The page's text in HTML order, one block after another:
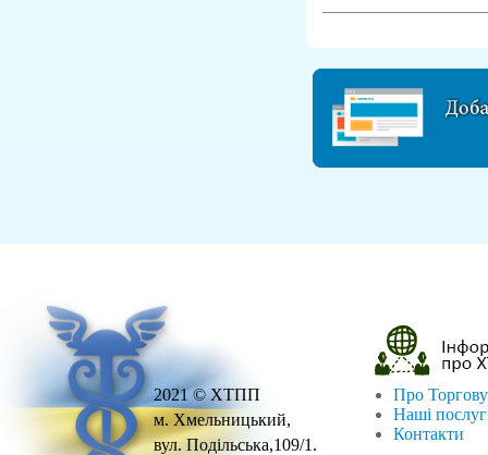
2021 © ХТПП
м. Хмельницький,
вул. Подільська,109/1.
Про
Наші
Контакти